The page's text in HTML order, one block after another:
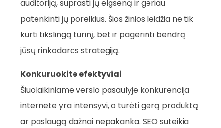
auditoriją, suprasti jų elgseną ir geriau
patenkinti jų poreikius. Šios žinios leidžia ne tik
kurti tikslingą turinį, bet ir pagerinti bendrą
jūsų rinkodaros strategiją.
Konkuruokite efektyviai
Šiuolaikiniame verslo pasaulyje konkurencija
internete yra intensyvi, o turėti gerą produktą
ar paslaugą dažnai nepakanka. SEO suteikia